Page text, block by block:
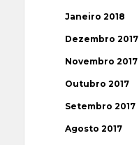
Janeiro 2018
Dezembro 2017
Novembro 2017
Outubro 2017
Setembro 2017
Agosto 2017